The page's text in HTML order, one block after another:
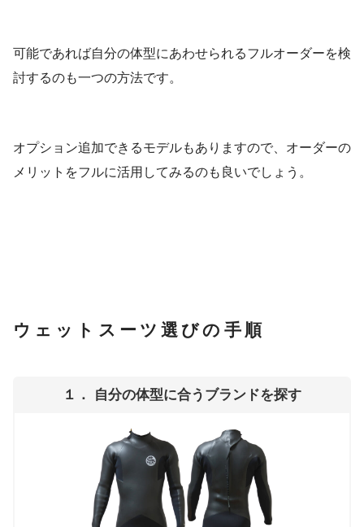
可能であれば自分の体型にあわせられるフルオーダーを検
討するのも一つの方法です。
オプション追加できるモデルもありますので、オーダーの
メリットをフルに活用してみるのも良いでしょう。
ウェットスーツ選びの手順
１． 自分の体型に合うブランドを探す